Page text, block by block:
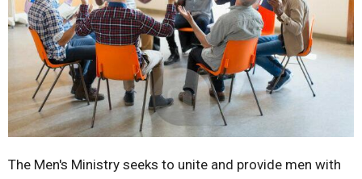
The Men's Ministry seeks to unite and provide men with